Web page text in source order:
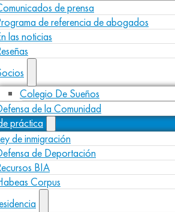
de prensa
de referencia de abogados
las noticias
Colegio De Sueños
de la Comunidad
práctica
de inmigración
de Deportación
BIA
Corpus